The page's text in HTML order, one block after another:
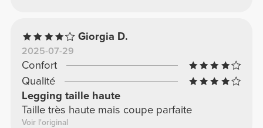
Giorgia D.
2025-07-29
Confort
Qualité
Legging taille haute
Taille très haute mais coupe parfaite
Voir l'original